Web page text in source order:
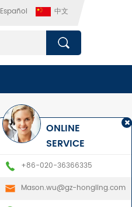
Español 中文
ONLINE
SERVICE
+86-020-36366335
Mason.wu@gz-hongling.com